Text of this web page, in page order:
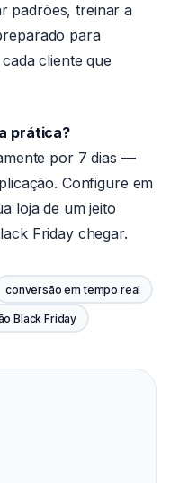
padrões, treinar a
para
cliente que
prática?
por 7 dias —
Configure em
loja de um jeito
Friday chegar.
conversão em tempo real
Black Friday